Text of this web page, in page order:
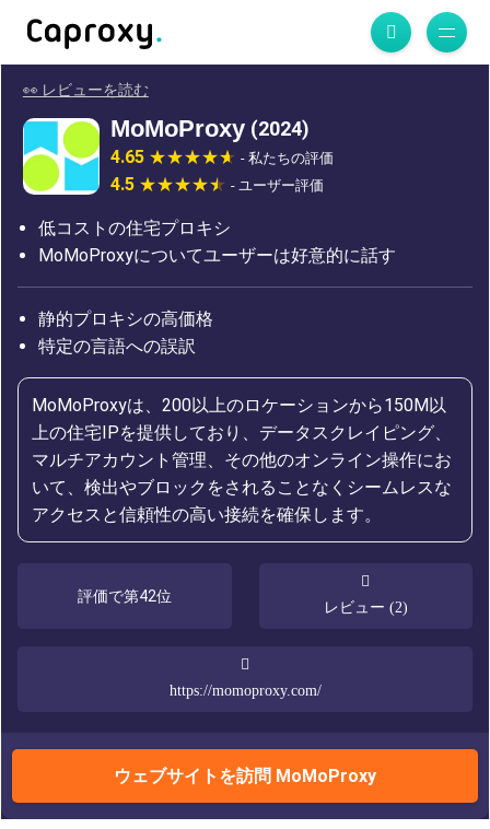
👀 レビューを読む
MoMoProxy (2024)
4.65 - 私たちの評価
4.5 - ユーザー評価
低コストの住宅プロキシ
MoMoProxyについてユーザーは好意的に話す
静的プロキシの高価格
特定の言語への誤訳
MoMoProxyは、200以上のロケーションから150M以
上の住宅IPを提供しており、データスクレイピング、
マルチアカウント管理、その他のオンライン操作にお
いて、検出やブロックをされることなくシームレスな
アクセスと信頼性の高い接続を確保します。
評価で第42位
レビュー (2)
https://momoproxy.com/
ウェブサイトを訪問 MoMoProxy